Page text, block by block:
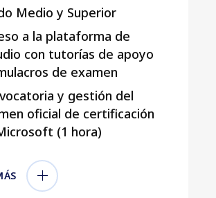
Medio y Superior
a la plataforma de
con tutorías de apoyo
de examen
y gestión del
oficial de certificación
(1 hora)